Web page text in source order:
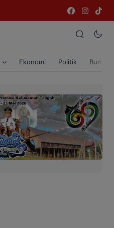
Ekonomi Politik Bumi